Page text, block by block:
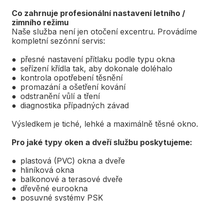
Co zahrnuje profesionální nastavení letního /
zimního režimu
Naše služba není jen otočení excentru. Provádíme
kompletní sezónní servis:
● přesné nastavení přítlaku podle typu okna
● seřízení křídla tak, aby dokonale doléhalo
● kontrola opotřebení těsnění
● promazání a ošetření kování
● odstranění vůlí a tření
● diagnostika případných závad
Výsledkem je tiché, lehké a maximálně těsné okno.
Pro jaké typy oken a dveří službu poskytujeme:
● plastová (PVC) okna a dveře
● hliníková okna
● balkonové a terasové dveře
● dřevěné eurookna
● posuvné systémy PSK